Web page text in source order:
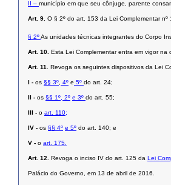
II – município em que seu cônjuge, parente
Art. 9. O § 2º do art. 153 da Lei Complementar
§ 2ºAs unidades técnicas integrantes do Corpo
Art. 10. Esta Lei Complementar entra em vigor
Art. 11. Revoga os seguintes dispositivos da Lei
I - os §§ 3º, 4º e 5º do art. 24;
II - os §§ 1º, 2º e 3º do art. 55;
III - o art. 110;
IV - os §§ 4º e 5º do art. 140; e
V - o art. 175.
Art. 12. Revoga o inciso IV do art. 125 da Lei
Palácio do Governo, em 13 de abril de 2016.